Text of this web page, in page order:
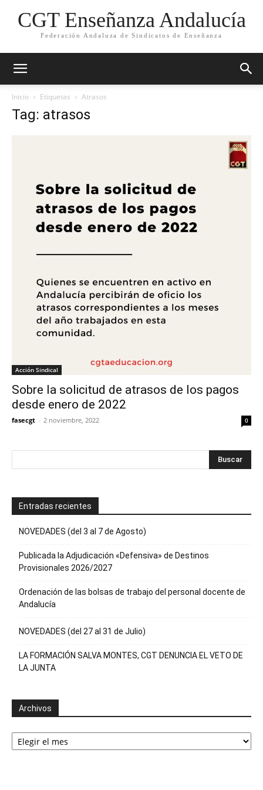
CGT Enseñanza Andalucía
Federación Andaluza de Sindicatos de Enseñanza
Inicio Etiquetas Atrasos
Tag: atrasos
Acción Sindical
Sobre la solicitud de atrasos de los pagos
desde enero de 2022
fasecgt - 2 noviembre, 2022 0
Entradas recientes
NOVEDADES (del 3 al 7 de Agosto)
Publicada la Adjudicación «Defensiva» de Destinos
Provisionales 2026/2027
Ordenación de las bolsas de trabajo del personal docente de
Andalucía
NOVEDADES (del 27 al 31 de Julio)
LA FORMACIÓN SALVA MONTES, CGT DENUNCIA EL VETO DE
LA JUNTA
Archivos
Archivos